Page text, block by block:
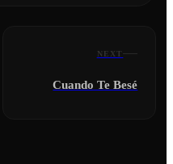
NEXT
Cuando Te Besé